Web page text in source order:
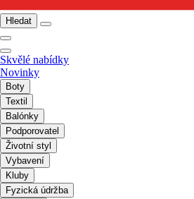
Hledat
Skvělé nabídky
Novinky
Boty
Textil
Balónky
Podporovatel
Životní styl
Vybavení
Kluby
Fyzická údržba